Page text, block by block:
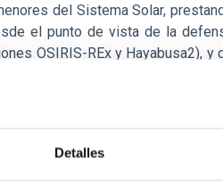
Detalles
del Sistema Solar,
el punto de vista de la
OSIRIS-REx y Hayabusa2), y
caracterizaremos
o los asteroides y
y aéreos de la Tierra.